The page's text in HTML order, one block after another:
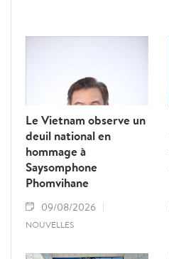
Le Vietnam observe un
deuil national en
hommage à
Saysomphone
Phomvihane
09/08/2026
NOUVELLES